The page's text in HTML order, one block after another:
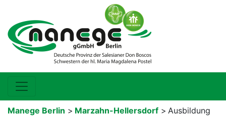
Manege Berlin > Marzahn-Hellersdorf > Ausbildung